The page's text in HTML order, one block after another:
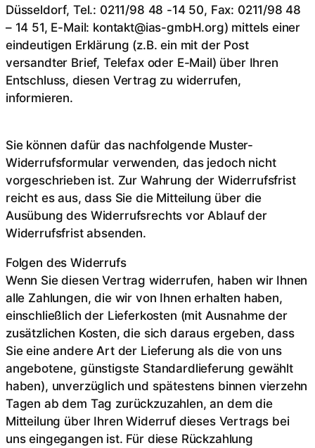
Düsseldorf, Tel.: 0211/98 48 -14 50, Fax: 0211/98 48
– 14 51, E-Mail: kontakt@ias-gmbH.org) mittels einer
eindeutigen Erklärung (z.B. ein mit der Post
versandter Brief, Telefax oder E-Mail) über Ihren
Entschluss, diesen Vertrag zu widerrufen,
informieren.
Sie können dafür das nachfolgende Muster-
Widerrufsformular verwenden, das jedoch nicht
vorgeschrieben ist. Zur Wahrung der Widerrufsfrist
reicht es aus, dass Sie die Mitteilung über die
Ausübung des Widerrufsrechts vor Ablauf der
Widerrufsfrist absenden.
Folgen des Widerrufs
Wenn Sie diesen Vertrag widerrufen, haben wir Ihnen
alle Zahlungen, die wir von Ihnen erhalten haben,
einschließlich der Lieferkosten (mit Ausnahme der
zusätzlichen Kosten, die sich daraus ergeben, dass
Sie eine andere Art der Lieferung als die von uns
angebotene, günstigste Standardlieferung gewählt
haben), unverzüglich und spätestens binnen vierzehn
Tagen ab dem Tag zurückzuzahlen, an dem die
Mitteilung über Ihren Widerruf dieses Vertrags bei
uns eingegangen ist. Für diese Rückzahlung